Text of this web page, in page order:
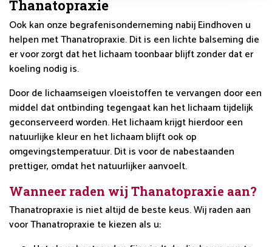
Thanatopraxie
Ook kan onze begrafenisonderneming nabij Eindhoven u
helpen met Thanatropraxie. Dit is een lichte balseming die
er voor zorgt dat het lichaam toonbaar blijft zonder dat er
koeling nodig is.
Door de lichaamseigen vloeistoffen te vervangen door een
middel dat ontbinding tegengaat kan het lichaam tijdelijk
geconserveerd worden. Het lichaam krijgt hierdoor een
natuurlijke kleur en het lichaam blijft ook op
omgevingstemperatuur. Dit is voor de nabestaanden
prettiger, omdat het natuurlijker aanvoelt.
Wanneer raden wij Thanatopraxie aan?
Thanatropraxie is niet altijd de beste keus. Wij raden aan
voor Thanatropraxie te kiezen als u: